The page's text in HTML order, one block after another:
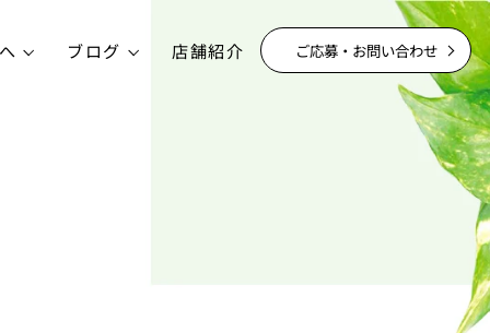
ブログ 店舗紹介 ご応募・お問い合わせ